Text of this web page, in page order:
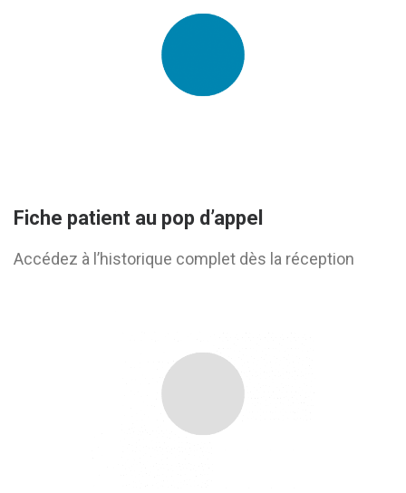
Fiche patient au pop d’appel
Accédez à l’historique complet dès la réception